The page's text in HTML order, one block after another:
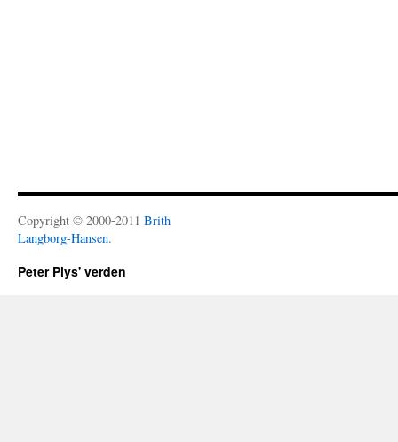
Copyright © 2000-2011 Brith
Langborg-Hansen.
Peter Plys' verden